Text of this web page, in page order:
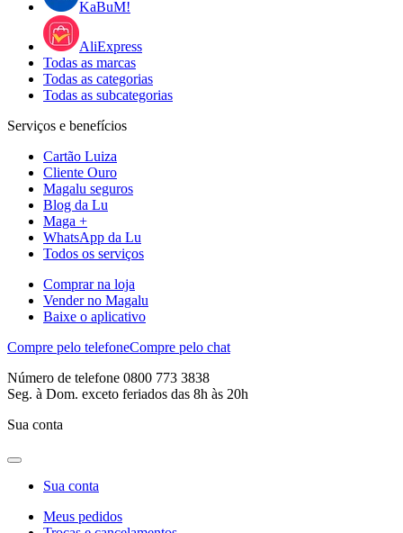
KaBuM!
AliExpress
Todas as marcas
Todas as categorias
Todas as subcategorias
Serviços e benefícios
Cartão Luiza
Cliente Ouro
Magalu seguros
Blog da Lu
Maga +
WhatsApp da Lu
Todos os serviços
Comprar na loja
Vender no Magalu
Baixe o aplicativo
Compre pelo telefoneCompre pelo chat
Número de telefone 0800 773 3838
Seg. à Dom. exceto feriados das 8h às 20h
Sua conta
Sua conta
Meus pedidos